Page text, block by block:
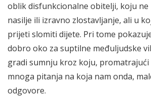
oblik disfunkcionalne obitelji, koju
nasilje ili izravno zlostavljanje, ali u
prijeti slomiti dijete. Pri tome
dobro oko za suptilne međuljudske
gradi sumnju kroz koju,
mnoga pitanja na koja nam onda,
odgovore.